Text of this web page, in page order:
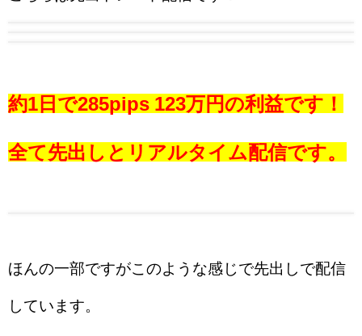
約1日で285pips 123万円の利益です！
全て先出しとリアルタイム配信です。
ほんの一部ですがこのような感じで先出しで配信
しています。